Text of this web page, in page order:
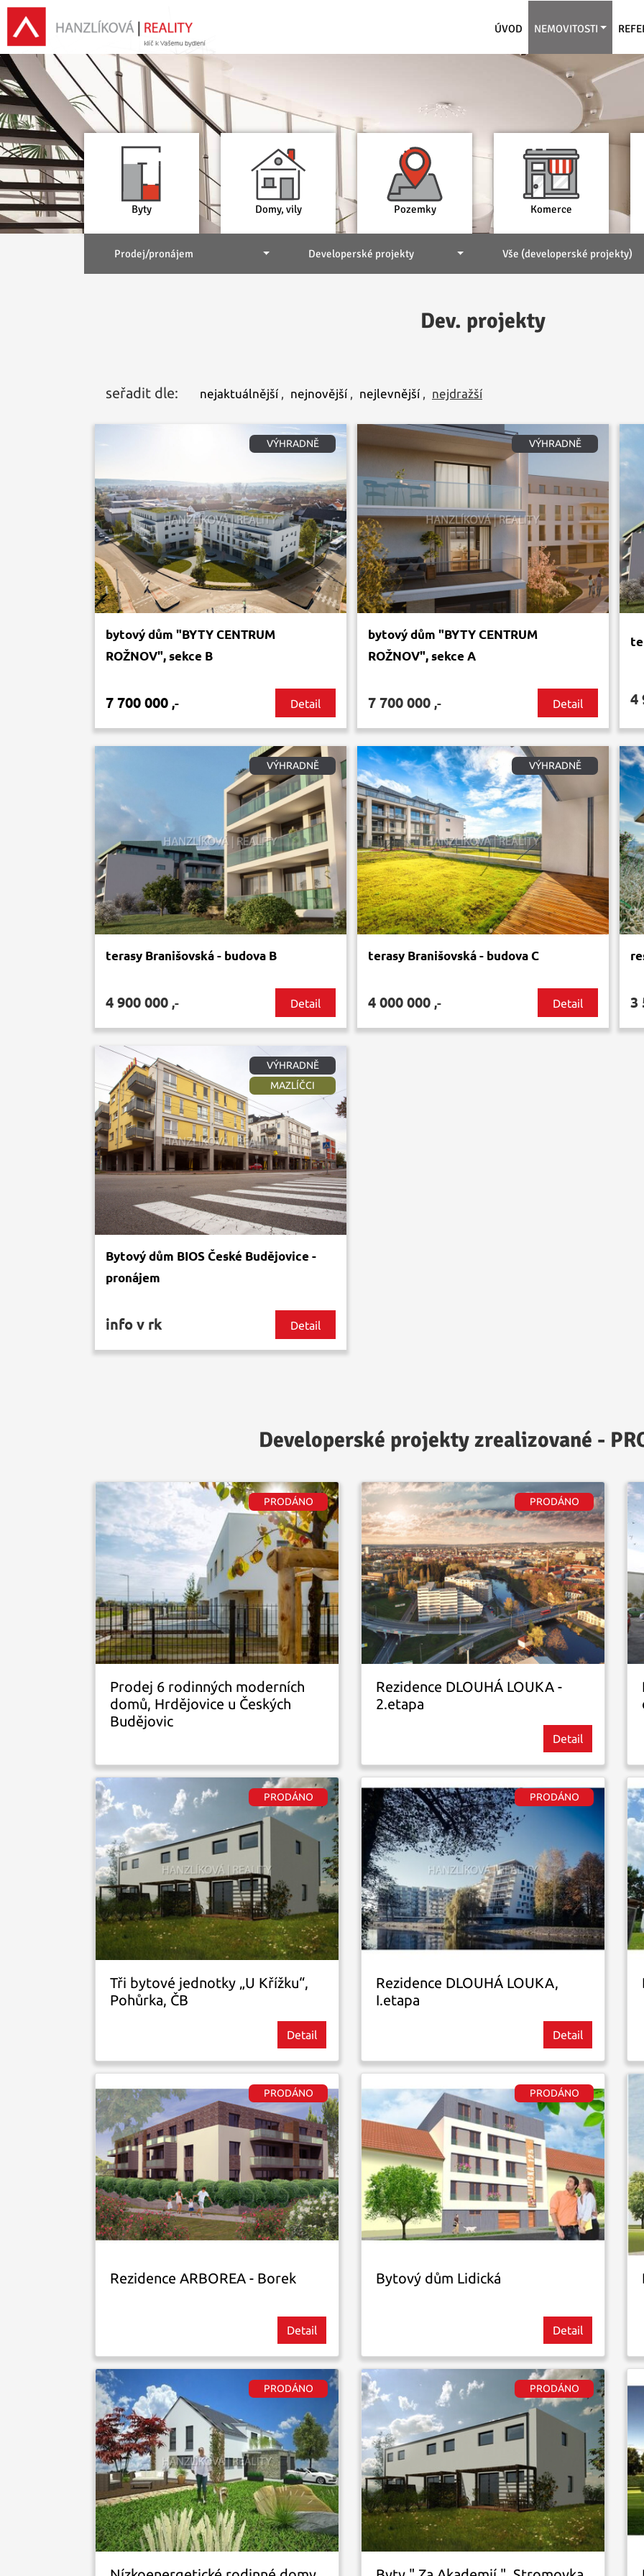
ÚVOD NEMOVITOSTI
Byty Domy, vily Pozemky Komerce
Prodej/pronájem Developerské projekty Vše (developerské projekty)
Dev. projekty
seřadit dle: nejaktuálnější , nejnovější , nejlevnější , nejdražší
VÝHRADNĚ
bytový dům "BYTY CENTRUM
ROŽNOV", sekce B
7 700 000 ,- Detail
VÝHRADNĚ
bytový dům "BYTY CENTRUM
ROŽNOV", sekce A
7 700 000 ,- Detail 4
VÝHRADNĚ
terasy Branišovská - budova B
4 900 000 ,- Detail
VÝHRADNĚ
terasy Branišovská - budova C
4 000 000 ,- Detail 3
VÝHRADNĚ
MAZLÍČCI
Bytový dům BIOS České Budějovice -
pronájem
info v rk Detail
Developerské projekty zrealizované -
Prodej 6 rodinných moderních
domů, Hrdějovice u Českých
Budějovic
Rezidence DLOUHÁ LOUKA -
2.etapa
Detail
Tři bytové jednotky „U Křížku“,
Pohůrka, ČB
Detail
Rezidence DLOUHÁ LOUKA,
I.etapa
Detail
Rezidence ARBOREA - Borek
Detail
Bytový dům Lidická
Detail